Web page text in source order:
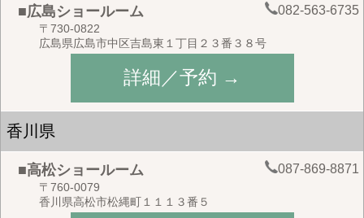
■広島ショールーム 082-563-6735
〒730-0822
広島県広島市中区吉島東１丁目２３番３８号
詳細／予約 →
香川県
■高松ショールーム 087-869-8871
〒760-0079
香川県高松市松縄町１１１３番５